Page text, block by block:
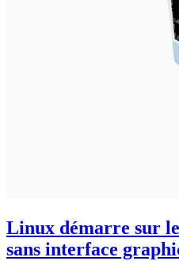
Linux démarre sur
sans interface